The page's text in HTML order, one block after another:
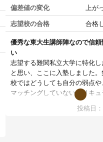
偏差値の変化 上が
志望校の合格 合格
優秀な東大生講師陣なので信頼
い
志望する難関私立大学に特化し
と思い、ここに入塾しました。
校ではどうしても自分の弱点や
マッチングしていないカリキュ
また受験のノウハウを蓄積して
投稿日：